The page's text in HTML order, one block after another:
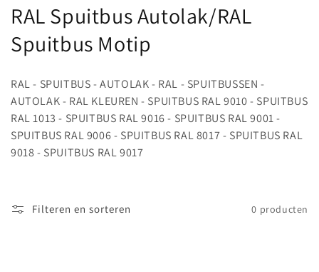
C
o
l
e
c
i
RAL Spuitbus Autolak/RAL
Spuitbus Motip
RAL - SPUITBUS - AUTOLAK - RAL - SPUITBUSSEN -
AUTOLAK - RAL KLEUREN - SPUITBUS RAL 9010 - SPUITBUS
RAL 1013 - SPUITBUS RAL 9016 - SPUITBUS RAL 9001 -
SPUITBUS RAL 9006 - SPUITBUS RAL 8017 - SPUITBUS RAL
9018 - SPUITBUS RAL 9017
Filteren en sorteren 0 producten